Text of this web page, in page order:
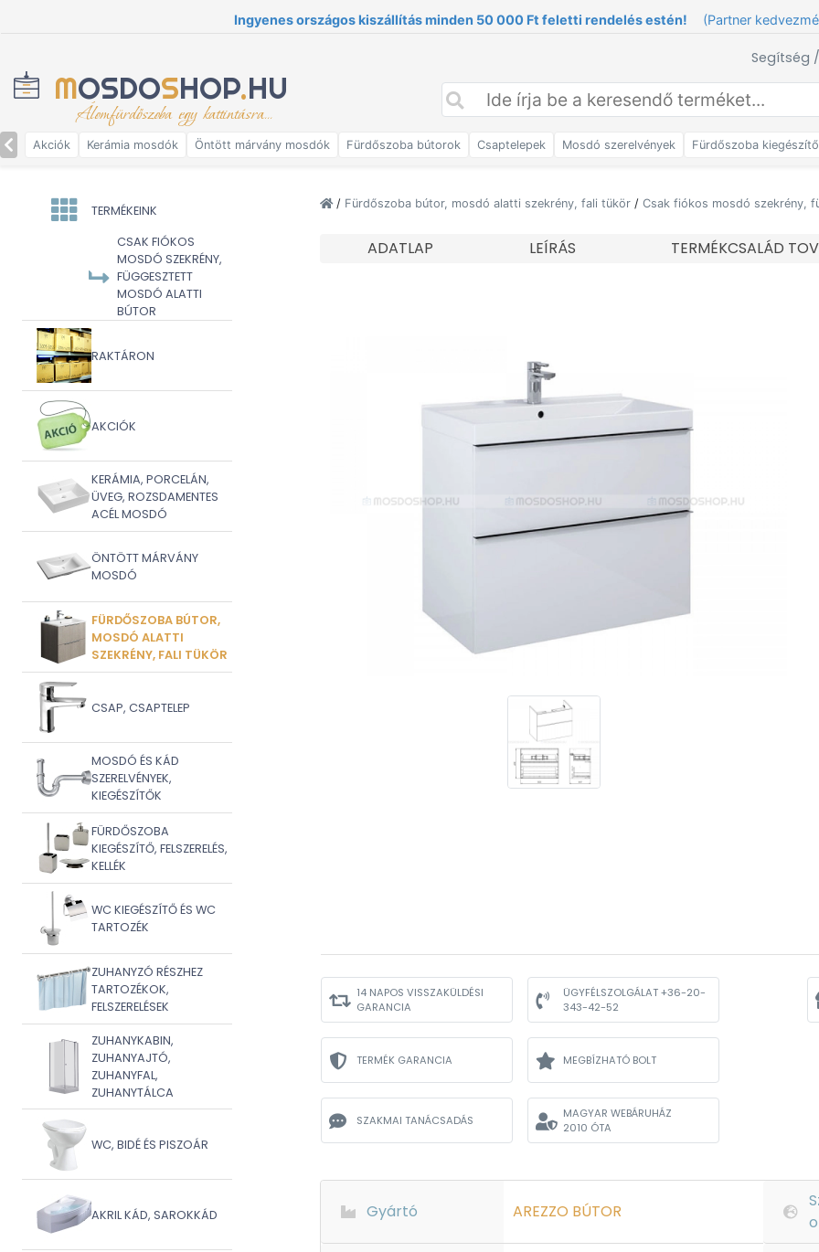
Ingyenes országos kiszállítás minden 50 000 Ft feletti rendelés estén! (Partner
Segítség
MOSDOSHOP.HU
Álomfürdőszoba egy kattintásra...
Akciók Kerámia mosdók Öntött márvány mosdók Fürdőszoba bútorok Csaptelepek Mosdó szerelvények Fürdőszoba
TERMÉKEINK
CSAK FIÓKOS
MOSDÓ SZEKRÉNY,
FÜGGESZTETT
MOSDÓ ALATTI
BÚTOR
RAKTÁRON
AKCIÓK
KERÁMIA, PORCELÁN,
ÜVEG, ROZSDAMENTES
ACÉL MOSDÓ
ÖNTÖTT MÁRVÁNY
MOSDÓ
FÜRDŐSZOBA BÚTOR,
MOSDÓ ALATTI
SZEKRÉNY, FALI TÜKÖR
CSAP, CSAPTELEP
MOSDÓ ÉS KÁD
SZERELVÉNYEK,
KIEGÉSZÍTŐK
FÜRDŐSZOBA
KIEGÉSZÍTŐ, FELSZERELÉS,
KELLÉK
WC KIEGÉSZÍTŐ ÉS WC
TARTOZÉK
ZUHANYZÓ RÉSZHEZ
TARTOZÉKOK,
FELSZERELÉSEK
ZUHANYKABIN,
ZUHANYAJTÓ,
ZUHANYFAL,
ZUHANYTÁLCA
WC, BIDÉ ÉS PISZOÁR
AKRIL KÁD, SAROKKÁD
/ Fürdőszoba bútor, mosdó alatti szekrény, fali tükör / Csak fiókos mosdó szekrény,
ADATLAP LEÍRÁS TERMÉKCSALÁD
14 NAPOS VISSZAKÜLDÉSI
GARANCIA
ÜGYFÉLSZOLGÁLAT +36-20-
343-42-52
TERMÉK GARANCIA MEGBÍZHATÓ BOLT
SZAKMAI TANÁCSADÁS
MAGYAR WEBÁRUHÁZ
2010 ÓTA
Gyártó AREZZO BÚTOR